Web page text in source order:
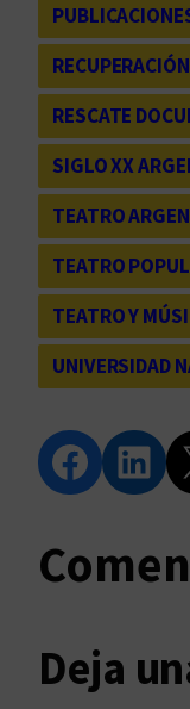
RESCATE
SIGLO XX
TEATRO
TEATRO
TEATRO Y
UNIVERSIDAD
Compartir en Facebook Compartir en LinkedIn Compartir en Twitter
Deja